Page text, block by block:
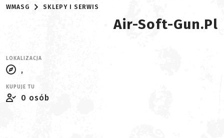
WMASG SKLEPY I SERWIS
Air-Soft-Gun.pl
LOKALIZACJA
,
KUPUJE TU
0 osób